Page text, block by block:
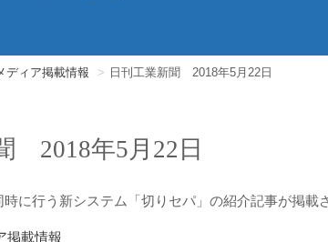
ディア掲載情報 日刊工業新聞 2018年5月22日
2018年5月22日
に行う新システム「切りセパ」の紹介記事が掲載
掲載情報